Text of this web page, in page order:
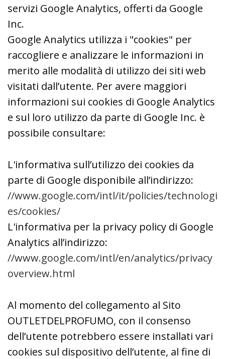
servizi Google Analytics, offerti da Google
Inc.
Google Analytics utilizza i "cookies" per
raccogliere e analizzare le informazioni in
merito alle modalità di utilizzo dei siti web
visitati dall’utente. Per avere maggiori
informazioni sui cookies di Google Analytics
e sul loro utilizzo da parte di Google Inc. è
possibile consultare:
L'informativa sull’utilizzo dei cookies da
parte di Google disponibile all’indirizzo:
//www.google.com/intl/it/policies/technologi
es/cookies/
L'informativa per la privacy policy di Google
Analytics all’indirizzo:
//www.google.com/intl/en/analytics/privacy
overview.html
Al momento del collegamento al Sito
OUTLETDELPROFUMO, con il consenso
dell’utente potrebbero essere installati vari
cookies sul dispositivo dell’utente, al fine di